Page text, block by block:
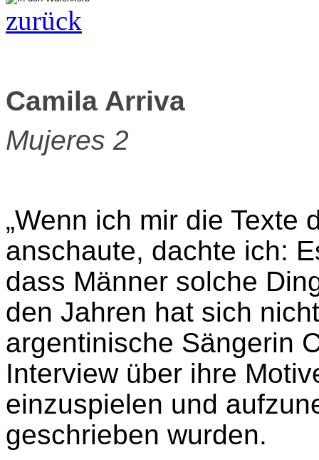
zurück
Camila Arriva
Mujeres 2
„Wenn ich mir die Texte
anschaute, dachte ich:
dass Männer solche
den Jahren hat sich
argentinische Sängerin
Interview über ihre
einzuspielen und
geschrieben wurden.